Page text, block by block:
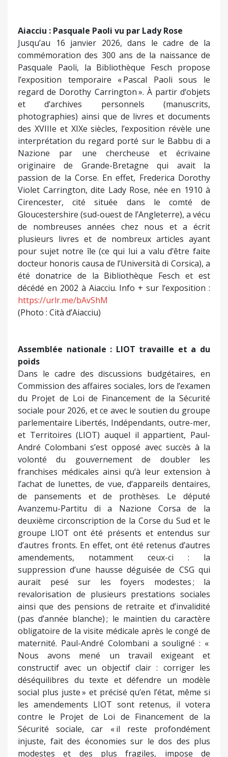
Aiacciu : Pasquale Paoli vu par Lady Rose
Jusqu’au 16 janvier 2026, dans le cadre de la
commémoration des 300 ans de la naissance de
Pasquale Paoli, la Bibliothèque Fesch propose
l’exposition temporaire « Pascal Paoli sous le
regard de Dorothy Carrington ». À partir d’objets
et d’archives personnels (manuscrits,
photographies) ainsi que de livres et documents
des XVIIIe et XIXe siècles, l’exposition révèle une
interprétation du regard porté sur le Babbu di a
Nazione par une chercheuse et écrivaine
originaire de Grande-Bretagne qui avait la
passion de la Corse. En effet, Frederica Dorothy
Violet Carrington, dite Lady Rose, née en 1910 à
Cirencester, cité située dans le comté de
Gloucestershire (sud-ouest de l’Angleterre), a vécu
de nombreuses années chez nous et a écrit
plusieurs livres et de nombreux articles ayant
pour sujet notre île (ce qui lui a valu d’être faite
docteur honoris causa de l’Università di Corsica), a
été donatrice de la Bibliothèque Fesch et est
décédé en 2002 à Aiacciu. Info + sur l’exposition :
https://urlr.me/bAvShM
(Photo : Cità d’Aiacciu)
Assemblée nationale : LIOT travaille et a du
poids
Dans le cadre des discussions budgétaires, en
Commission des affaires sociales, lors de l’examen
du Projet de Loi de Financement de la Sécurité
sociale pour 2026, et ce avec le soutien du groupe
parlementaire Libertés, Indépendants, outre-mer,
et Territoires (LIOT) auquel il appartient, Paul-
André Colombani s’est opposé avec succès à la
volonté du gouvernement de doubler les
franchises médicales ainsi qu’à leur extension à
l’achat de lunettes, de vue, d’appareils dentaires,
de pansements et de prothèses. Le député
Avanzemu-Partitu di a Nazione Corsa de la
deuxième circonscription de la Corse du Sud et le
groupe LIOT ont été présents et entendus sur
d’autres fronts. En effet, ont été retenus d’autres
amendements, notamment ceux-ci : la
suppression d’une hausse déguisée de CSG qui
aurait pesé sur les foyers modestes ; la
revalorisation de plusieurs prestations sociales
ainsi que des pensions de retraite et d’invalidité
(pas d’année blanche) ; le maintien du caractère
obligatoire de la visite médicale après le congé de
maternité. Paul-André Colombani a souligné : «
Nous avons mené un travail exigeant et
constructif avec un objectif clair : corriger les
déséquilibres du texte et défendre un modèle
social plus juste » et précisé qu’en l’état, même si
les amendements LIOT sont retenus, il votera
contre le Projet de Loi de Financement de la
Sécurité sociale, car « il reste profondément
injuste, fait des économies sur le dos des plus
modestes et des plus fragiles, impose de